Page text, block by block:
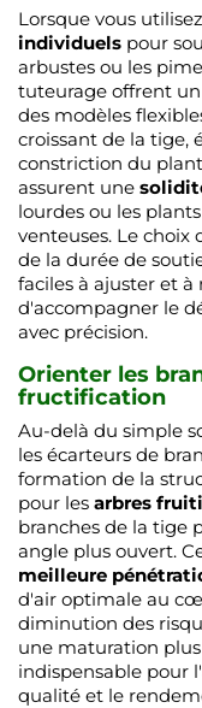
Lorsque vous
individuels pour
arbustes ou les
tuteurage offrent
des modèles
croissant de la tige,
constriction du
assurent une
lourdes ou les
venteuses. Le
de la durée de
faciles à ajuster et
d'accompagner le
avec précision.
Orienter les
fructification
Au-delà du simple
les écarteurs de
formation de la
pour les arbres
branches de la tige
angle plus ouvert.
meilleure
d'air optimale au
diminution des
une maturation
indispensable pour
qualité et le